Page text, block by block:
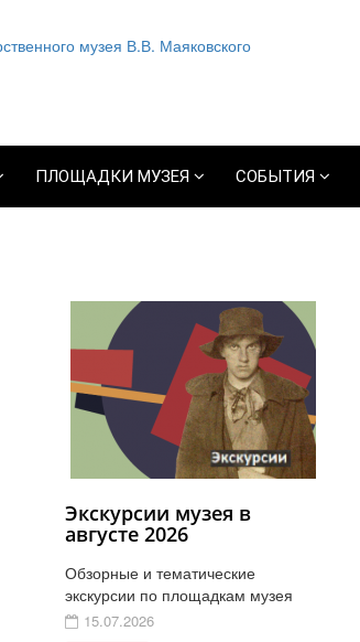
ПЛОЩАДКИ МУЗЕЯ СОБЫТИЯ
Экскурсии музея в
августе 2026
Обзорные и тематические
экскурсии по площадкам музея
15.07.2026